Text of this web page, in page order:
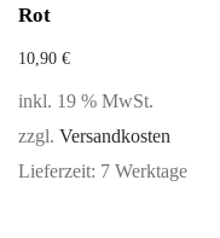
Rot
10,90 €
inkl. 19 % MwSt.
zzgl. Versandkosten
Lieferzeit: 7 Werktage